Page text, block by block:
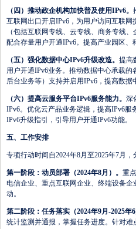
（四）推动政企机构加快普及使用IPv6。
互联网出口开启IPv6，为用户访问互联
（包括互联网专线、云专线、商务专线
配合存量用户开通IPv6。提高产业园区
（五）强化数据中心IPv6升级改造。 提高
用户开通IPv6业务。推动数据中心承载
后台业务等）支持并启用IPv6，提高数据
（六）提高云服务平台IPv6服务能力。 深
IPv6。优化云产品业务逻辑，提高IPv6
IPv6升级指引，引导用户开通IPv6功能。
五、工作安排
专项行动时间自2024年8月至2025年7月，
第一阶段：动员部署（2024年8月）。 重
电信企业、重点互联网企业、终端设备
动。
第二阶段：任务落实（2024年9月-2025年6
统计监测并通报，掌握任务进度。针对